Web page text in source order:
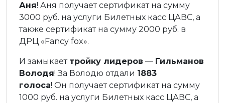
Аня! Аня получает сертификат на сумму
3000 руб. на услуги Билетных касс ЦАВС, а
также сертификат на сумму 2000 руб. в
ДРЦ «Fancy fox».
И замыкает тройку лидеров — Гильманов
Володя! За Володю отдали 1883
голоса! Он получает сертификат на сумму
1000 руб. на услуги Билетных касс ЦАВС, а